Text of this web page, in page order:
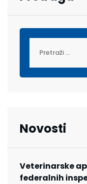
Novosti
Veterinarske
federalnih